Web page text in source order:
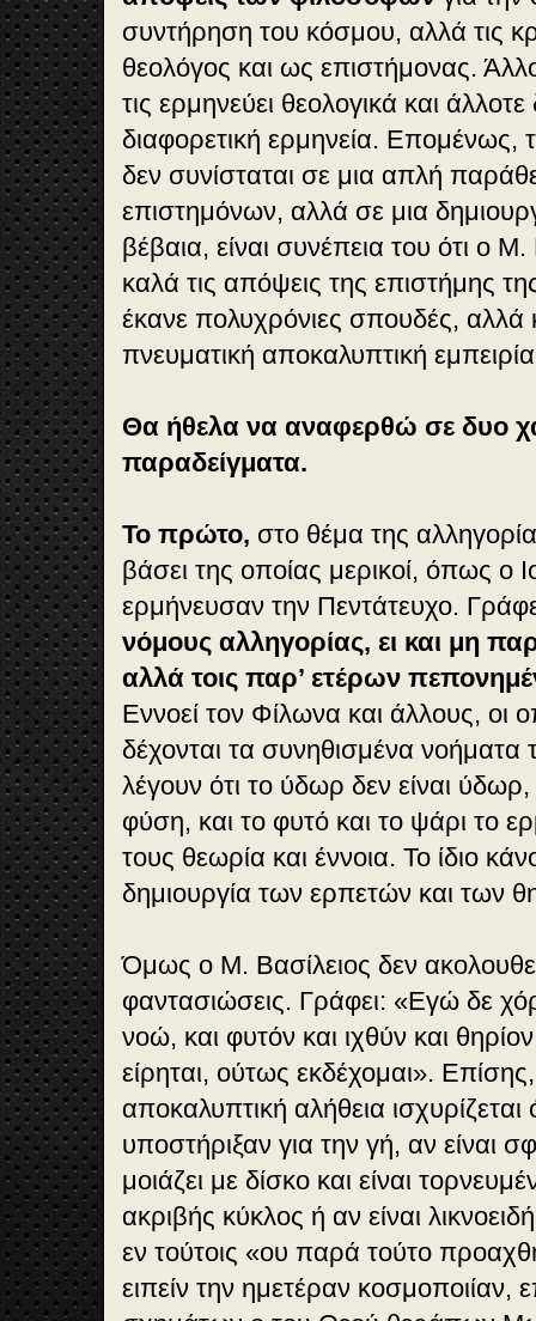
συντήρηση του κόσμου, αλλά τις
θεολόγος και ως επιστήμονας.
τις ερμηνεύει θεολογικά και άλλοτε
διαφορετική ερμηνεία. Επομένως,
δεν συνίσταται σε μια απλή
επιστημόνων, αλλά σε μια
βέβαια, είναι συνέπεια του ότι ο
καλά τις απόψεις της επιστήμης
έκανε πολυχρόνιες σπουδές, αλλά
πνευματική αποκαλυπτική
Θα ήθελα να αναφερθώ σε δυο
παραδείγματα.
Το πρώτο, στο θέμα της
βάσει της οποίας μερικοί, όπως ο
ερμήνευσαν την Πεντάτευχο.
νόμους αλληγορίας, ει και μη
αλλά τοις παρ’ ετέρων
Εννοεί τον Φίλωνα και άλλους, οι
δέχονται τα συνηθισμένα νοήματα
λέγουν ότι το ύδωρ δεν είναι
φύση, και το φυτό και το ψάρι το
τους θεωρία και έννοια. Το ίδιο
δημιουργία των ερπετών και των
Όμως ο Μ. Βασίλειος δεν
φαντασιώσεις. Γράφει: «Εγώ δε
νοώ, και φυτόν και ιχθύν και
είρηται, ούτως εκδέχομαι».
αποκαλυπτική αλήθεια ισχυρίζεται
υποστήριξαν για την γή, αν είναι
μοιάζει με δίσκο και είναι
ακριβής κύκλος ή αν είναι
εν τούτοις «ου παρά τούτο
ειπείν την ημετέραν κοσμοποιίαν,